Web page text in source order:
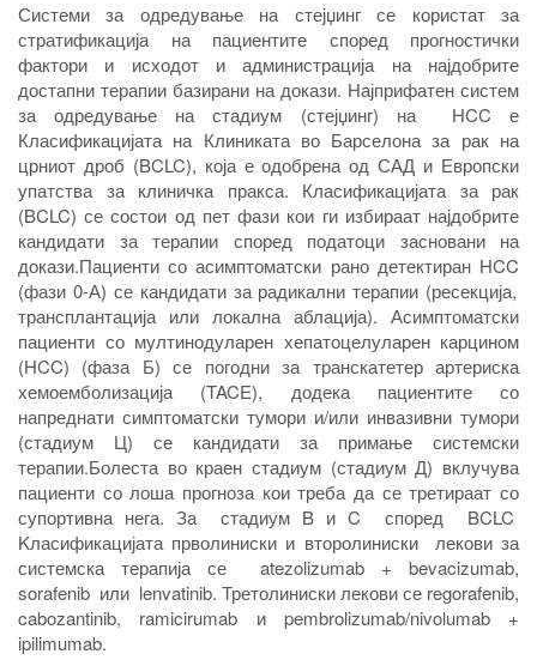
Системи за одредување на стејџинг се користат за
стратификација на пациентите според прогностички
фактори и исходот и администрација на најдобрите
достапни терапии базирани на докази. Најприфатен систем
за одредување на стадиум (стејџинг) на HCC е
Класификацијата на Клиниката во Барселона за рак на
црниот дроб (BCLC), која е одобрена од САД и Европски
упатства за клиничка пракса. Класификацијата за рак
(BCLC) се состои од пет фази кои ги избираат најдобрите
кандидати за терапии според податоци засновани на
докази.Пациенти со асимптоматски рано детектиран HCC
(фази 0-А) се кандидати за радикални терапии (ресекција,
трансплантација или локална аблација). Асимптоматски
пациенти со мултинодуларен хепатоцелуларен карцином
(HCC) (фаза Б) се погодни за транскатетер артериска
хемоемболизација (TACE), додека пациентите со
напреднати симптоматски тумори и/или инвазивни тумори
(стадиум Ц) се кандидати за примање системски
терапии.Болеста во краен стадиум (стадиум Д) вклучува
пациенти со лоша прогноза кои треба да се третираат со
супортивна нега. За стадиум B и C според
BCLC
Kласификацијата прволиниски и второлиниски лекови за
системска терапија се
atezolizumab + bevacizumab,
sorafenib или lenvatinib. Третолиниски лекови се regorafenib,
cabozantinib, ramicirumab иpembrolizumab/nivolumab +
ipilimumab.